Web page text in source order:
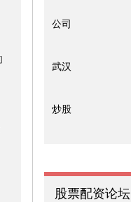
公司
武汉
炒股
股票配资论坛